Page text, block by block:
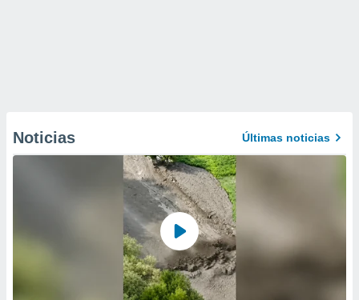
Noticias Últimas noticias